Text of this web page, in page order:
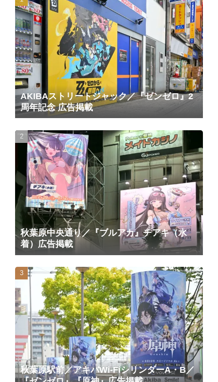
AKIBAストリートジャック／『ゼンゼロ』2
周年記念 広告掲載
秋葉原中央通り／『ブルアカ』チアキ（水
着）広告掲載
秋葉原駅前／アキバWi-FiシリンダーA・B／